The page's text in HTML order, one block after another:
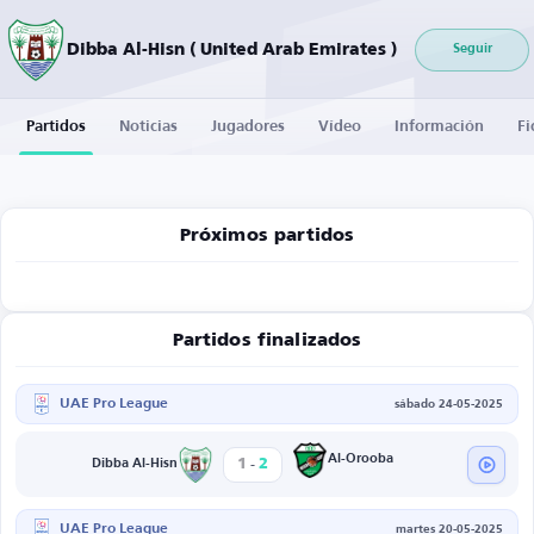
Dibba Al-Hisn ( United Arab Emirates ) Seguir
Partidos Noticias Jugadores Vídeo Información
Próximos partidos
Partidos finalizados
UAE Pro League sábado 24-05-2025
Dibba Al-Hisn 1 - 2 Al-Orooba
UAE Pro League martes 20-05-2025